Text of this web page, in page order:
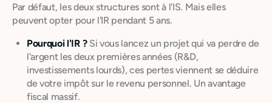
Par défaut, les deux structures sont à l'IS. Mais elles
peuvent opter pour l'IR pendant 5 ans.
Pourquoi l'IR ?Si vous lancez un projet qui va perdre de
l'argent les deux premières années (R&D,
investissements lourds), ces pertes viennent se déduire
de votre impôt sur le revenu personnel. Un avantage
fiscal massif.